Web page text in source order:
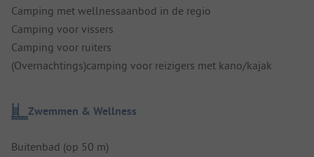
Camping met wellnessaanbod in de regio
Camping voor vissers
Camping voor ruiters
(Overnachtings)camping voor reizigers met kano/kajak
Zwemmen & Wellness
Buitenbad (op 50 m)